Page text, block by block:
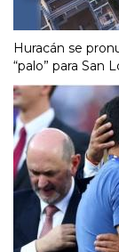
Huracán se
“palo” para San